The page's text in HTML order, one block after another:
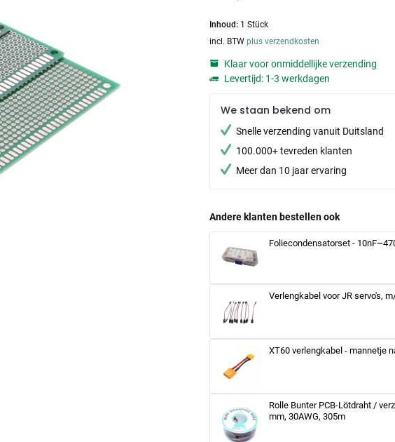
Inhoud: 1 Stück
incl. BTWplus verzendkosten
Klaar voor onmiddellijke verzending
Levertijd: 1-3 werkdagen
We staan bekend om
Snelle verzending vanuit Duitsland
100.000+ tevreden klanten
Meer dan 10 jaar ervaring
Andere klanten bestellen ook
Foliecondensatorset -
Verlengkabel voor JR servo's,
XT60 verlengkabel - mannetje
Rolle Bunter PCB-Lötdraht /
mm, 30AWG, 305m